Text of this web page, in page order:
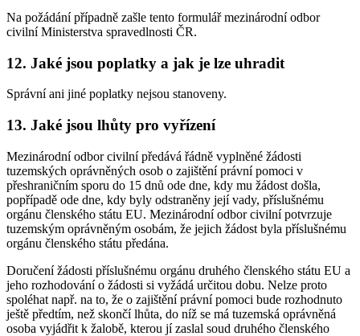
Na požádání případně zašle tento formulář mezinárodní odbor
civilní Ministerstva spravedlnosti ČR.
12. Jaké jsou poplatky a jak je lze uhradit
Správní ani jiné poplatky nejsou stanoveny.
13. Jaké jsou lhůty pro vyřízení
Mezinárodní odbor civilní předává řádně vyplněné žádosti
tuzemských oprávněných osob o zajištění právní pomoci v
přeshraničním sporu do 15 dnů ode dne, kdy mu žádost došla,
popřípadě ode dne, kdy byly odstraněny její vady, příslušnému
orgánu členského státu EU. Mezinárodní odbor civilní potvrzuje
tuzemským oprávněným osobám, že jejich žádost byla příslušnému
orgánu členského státu předána.
Doručení žádosti příslušnému orgánu druhého členského státu EU a
jeho rozhodování o žádosti si vyžádá určitou dobu. Nelze proto
spoléhat např. na to, že o zajištění právní pomoci bude rozhodnuto
ještě předtím, než skončí lhůta, do níž se má tuzemská oprávněná
osoba vyjádřit k žalobě, kterou jí zaslal soud druhého členského